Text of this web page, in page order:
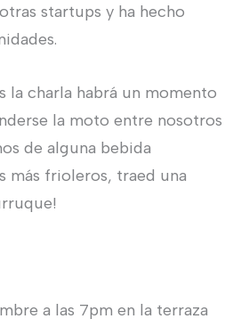
startups y ha hecho
la charla habrá un momento
la moto entre nosotros
de alguna bebida
más frioleros, traed una
a las 7pm en la terraza